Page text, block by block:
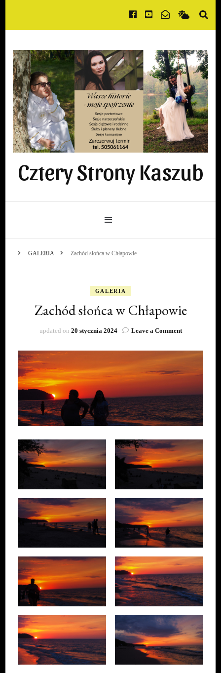
Cztery Strony Kaszub
GALERIA Zachód słońca w Chłapowie
GALERIA
Zachód słońca w Chłapowie
updated on 20 stycznia 2024 Leave a Commenton
słońca